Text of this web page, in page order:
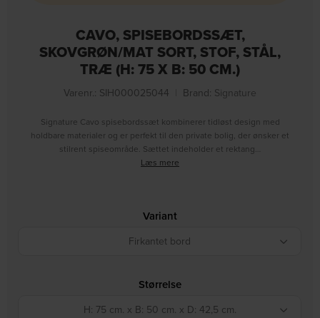
CAVO, SPISEBORDSSÆT,
SKOVGRØN/MAT SORT, STOF, STÅL,
TRÆ (H: 75 X B: 50 CM.)
Varenr.: SIH000025044 Brand: Signature
Signature Cavo spisebordssæt kombinerer tidløst design med
holdbare materialer og er perfekt til den private bolig, der ønsker et
stilrent spiseområde. Sættet indeholder et rektang…
Læs mere
Variant
Firkantet bord
Størrelse
H: 75 cm. x B: 50 cm. x D: 42,5 cm.